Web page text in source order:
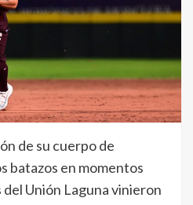
de su cuerpo de
batazos en momentos
Unión Laguna vinieron